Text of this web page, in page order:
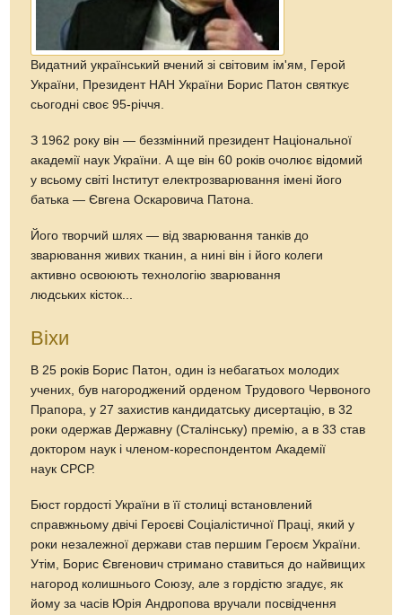
Видатний український вчений зі світовим ім'ям, Герой
України, Президент НАН України Борис Патон святкує
сьогодні своє 95-річчя.
З 1962 року він — беззмінний президент Національної
академії наук України. А ще він 60 років очолює відомий
у всьому світі Інститут електрозварювання імені його
батька — Євгена Оскаровича Патона.
Його творчий шлях — від зварювання танків до
зварювання живих тканин, а нині він і його колеги
активно освоюють технологію зварювання
людських кісток...
Віхи
В 25 років Борис Патон, один із небагатьох молодих
учених, був нагороджений орденом Трудового Червоного
Прапора, у 27 захистив кандидатську дисертацію, в 32
роки одержав Державну (Сталінську) премію, а в 33 став
доктором наук і членом-кореспондентом Академії
наук СРСР.
Бюст гордості України в її столиці встановлений
справжньому двічі Героєві Соціалістичної Праці, який у
роки незалежної держави став першим Героєм України.
Утім, Борис Євгенович стримано ставиться до найвищих
нагород колишнього Союзу, але з гордістю згадує, як
йому за часів Юрія Андропова вручали посвідчення